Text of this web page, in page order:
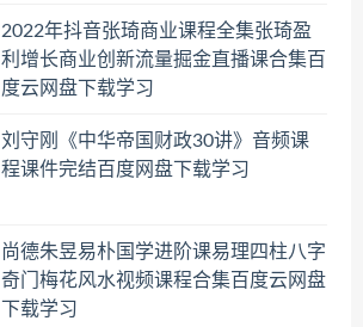
2022年抖音张琦商业课程全集张琦盈
利增长商业创新流量掘金直播课合集百
度云网盘下载学习
刘守刚《中华帝国财政30讲》音频课
程课件完结百度网盘下载学习
尚德朱昱易朴国学进阶课易理四柱八字
奇门梅花风水视频课程合集百度云网盘
下载学习